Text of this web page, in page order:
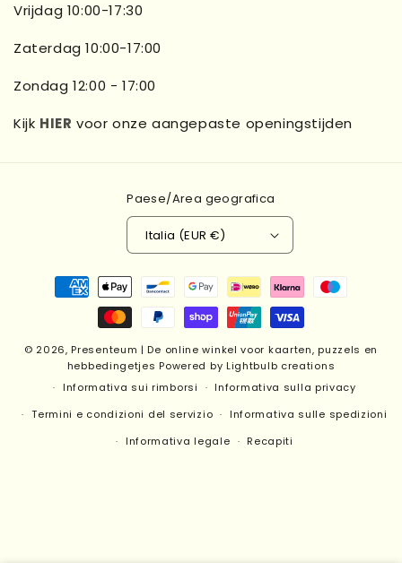
Vrijdag 10:00-17:30
Zaterdag 10:00-17:00
Zondag 12:00 - 17:00
Kijk HIER voor onze aangepaste openingstijden
Paese/Area geografica
Italia (EUR €)
Metodi
pagamento
© 2026, Presenteum | De online winkel voor kaarten, puzzels en
hebbedingetjes Powered by Lightbulb creations
Informativa sui rimborsi
Informativa sulla privacy
Termini e condizioni del servizio
Informativa sulle spedizioni
Informativa legale
Recapiti